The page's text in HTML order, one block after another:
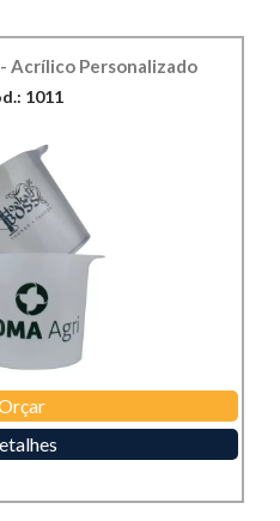
Acrílico Personalizado
1011